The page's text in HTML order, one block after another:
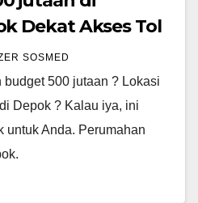
Dekat Akses Tol
SOSMED
500 jutaan ? Lokasi
Depok ? Kalau iya, ini
untuk Anda. Perumahan